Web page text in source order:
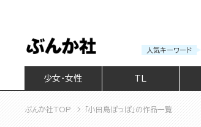
人気キーワード
少女・女性
ぶんか社TOP 「小田島ぽっぽ」の作品一覧